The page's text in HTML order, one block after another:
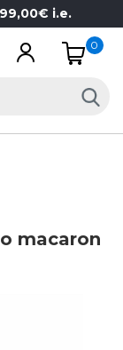
99,00€ i.e.
0
macaron